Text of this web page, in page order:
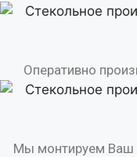
Оперативно
Мы монтируем Ваш